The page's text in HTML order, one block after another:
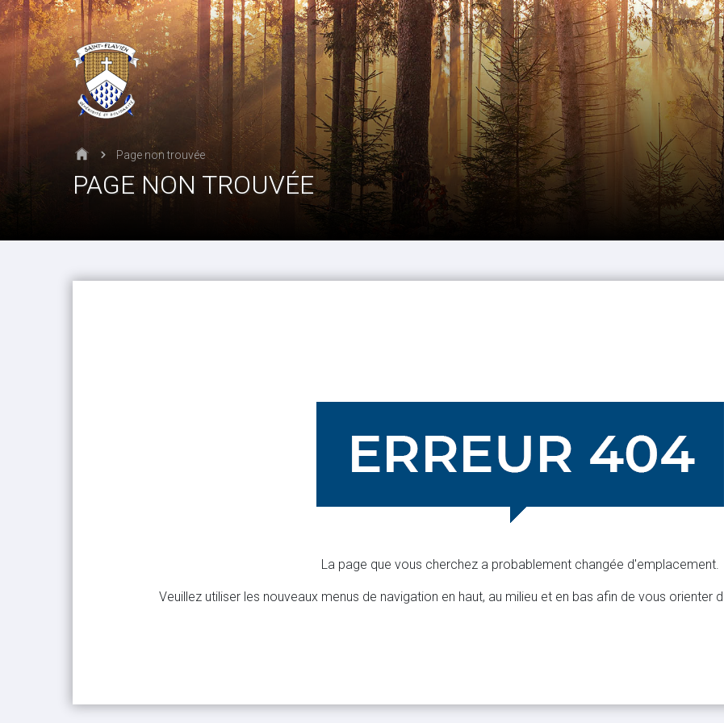
Page non trouvée
PAGE NON TROUVÉE
La page que vous cherchez a probablement changée d'emplacement.
Veuillez utiliser les nouveaux menus de navigation en haut, au milieu et en bas afin de vous orienter